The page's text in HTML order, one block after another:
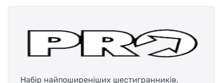
Набір найпоширеніших шестигранників.